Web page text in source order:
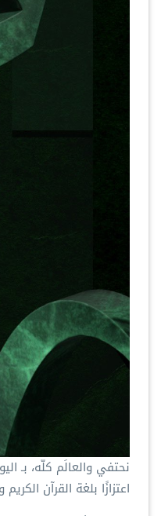
‏نحتفي والعالَم كلّه، بـ
‏اعتزازًا بلغة القرآن